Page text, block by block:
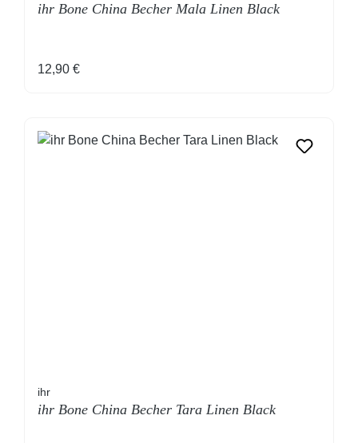
ihr Bone China Becher Mala Linen Black
Regulärer Preis:
12,90 €
ihr
ihr Bone China Becher Tara Linen Black